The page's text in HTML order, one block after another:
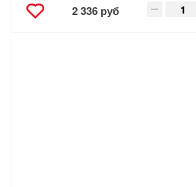
2 336 руб